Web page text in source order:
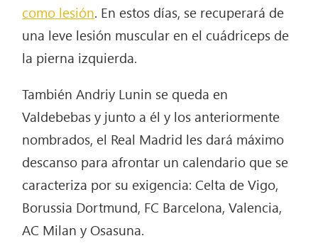
como lesión. En estos días, se recuperará de
una leve lesión muscular en el cuádriceps de
la pierna izquierda.
También Andriy Lunin se queda en
Valdebebas y junto a él y los anteriormente
nombrados, el Real Madrid les dará máximo
descanso para afrontar un calendario que se
caracteriza por su exigencia: Celta de Vigo,
Borussia Dortmund, FC Barcelona, Valencia,
AC Milan y Osasuna.